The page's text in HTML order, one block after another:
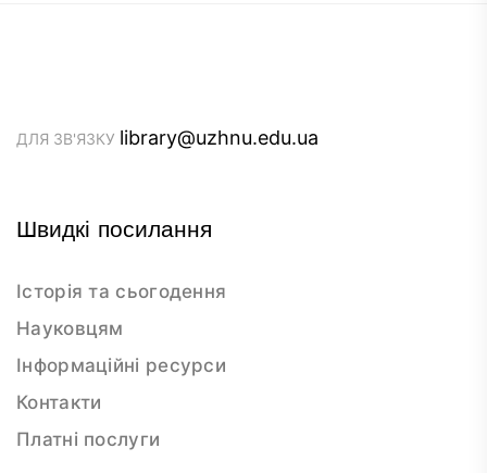
ДЛЯ ЗВ'ЯЗКУ library@uzhnu.edu.ua
Швидкі посилання
Історія та сьогодення
Науковцям
Інформаційні ресурси
Контакти
Платні послуги